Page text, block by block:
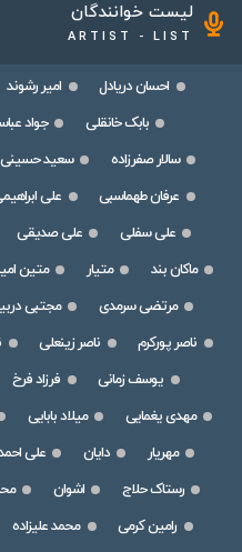
لیست خوانندگان
ARTIST - LIST
احسان دریادل امیر رشوند
بابک خانقلی
جواد
سالار صفرزاده
سعید حسینی
عرفان طهماسبی
علی
علی سفلی
علی صدیقی
ماکان بند
متیار متین
مرتضی سرمدی
مجتبی
ناصر پورکرم
ناصر زینعلی
یوسف زمانی
فرزاد فرخ
مهدی یغمایی
میلاد بابایی
مهریار
دایان علی
رستاک حلاج
اشوان
رامین کرمی
محمد علیزاده